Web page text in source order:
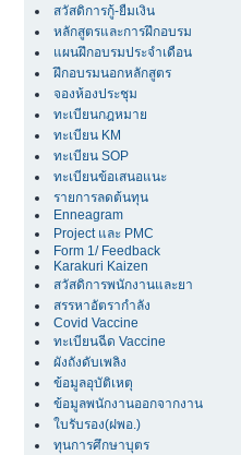
สวัสดิการกู้-ยืมเงิน
หลักสูตรและการฝึกอบรม
แผนฝึกอบรมประจำเดือน
ฝึกอบรมนอกหลักสูตร
จองห้องประชุม
ทะเบียนกฎหมาย
ทะเบียน KM
ทะเบียน SOP
ทะเบียนข้อเสนอแนะ
รายการลดต้นทุน
Enneagram
Project และ PMC
Form 1/ Feedback
Karakuri Kaizen
สวัสดิการพนักงานและยา
สรรหาอัตรากำลัง
Covid Vaccine
ทะเบียนฉีด Vaccine
ผังถังดับเพลิง
ข้อมูลอุบัติเหตุ
ข้อมูลพนักงานออกจากงาน
ใบรับรอง(ฝพอ.)
ทุนการศึกษาบุตร